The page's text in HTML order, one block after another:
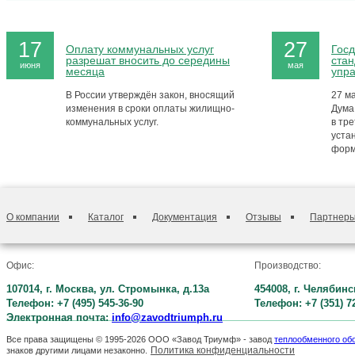
17
июня
Оплату коммунальных услуг
разрешат вносить до середины
месяца
В России утверждён закон, вносящий
изменения в сроки оплаты жилищно-
коммунальных услуг.
27
мая
27
в
О компании Каталог Документация Отзывы
Офис:
107014, г. Москва, ул. Стромынка, д.13а
Телефон: +7 (495) 545-36-90
Электронная почта:info@zavodtriumph.ru
Производство:
454008, г.
Телефон: +7 (351)
Все права защищены © 1995-2026 ООО «Завод Триумф» - завод теплообменного
знаков другими лицами незаконно.
Политика конфиденциальности